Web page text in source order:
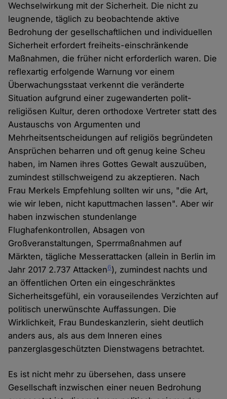
Wechselwirkung mit der Sicherheit. Die nicht zu
leugnende, täglich zu beobachtende aktive
Bedrohung der gesellschaftlichen und individuellen
Sicherheit erfordert freiheits-einschränkende
Maßnahmen, die früher nicht erforderlich waren. Die
reflexartig erfolgende Warnung vor einem
Überwachungsstaat verkennt die veränderte
Situation aufgrund einer zugewanderten polit-
religiösen Kultur, deren orthodoxe Vertreter statt des
Austauschs von Argumenten und
Mehrheitsentscheidungen auf religiös begründeten
Ansprüchen beharren und oft genug keine Scheu
haben, im Namen ihres Gottes Gewalt auszuüben,
zumindest stillschweigend zu akzeptieren. Nach
Frau Merkels Empfehlung sollten wir uns, "die Art,
wie wir leben, nicht kaputtmachen lassen". Aber wir
haben inzwischen stundenlange
Flughafenkontrollen, Absagen von
Großveranstaltungen, Sperrmaßnahmen auf
Märkten, tägliche Messerattacken (allein in Berlin im
Jahr 2017 2.737 Attacken6), zumindest nachts und
an öffentlichen Orten ein eingeschränktes
Sicherheitsgefühl, ein vorauseilendes Verzichten auf
politisch unerwünschte Auffassungen. Die
Wirklichkeit, Frau Bundeskanzlerin, sieht deutlich
anders aus, als aus dem Inneren eines
panzerglasgeschützten Dienstwagens betrachtet.
Es ist nicht mehr zu übersehen, dass unsere
Gesellschaft inzwischen einer neuen Bedrohung